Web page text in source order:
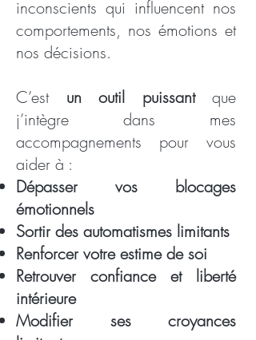
inconscients qui influencent nos
comportements, nos émotions et
nos décisions.
C’est un outil puissantque
j’intègre dans mes
accompagnements pour vous
aider à :
Dépasser vos blocages
émotionnels
Sortir des automatismes limitants
Renforcer votre estime de soi
Retrouver confiance et liberté
intérieure
Modifier ses croyances